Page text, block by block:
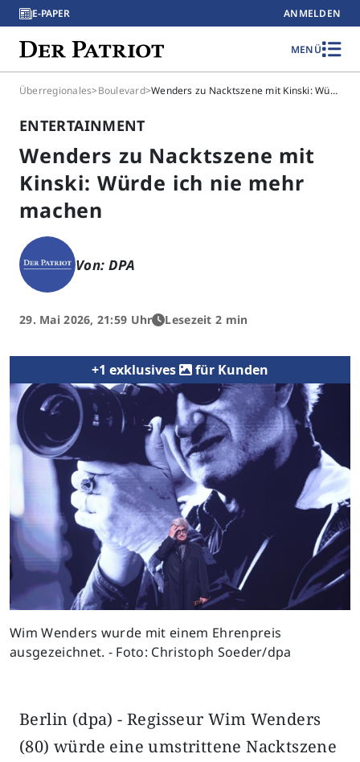
E-PAPER ANMELDEN
MENÜ
Überregionales>Boulevard> Wenders zu Nacktszene mit Kinski: Würde ich nie mehr machen
ENTERTAINMENT
Wenders zu Nacktszene mit
Kinski: Würde ich nie mehr
machen
Von: DPA
29. Mai 2026, 21:59 Uhr Lesezeit 2 min
+1 exklusives für Kunden
Wim Wenders wurde mit einem Ehrenpreis
ausgezeichnet. - Foto: Christoph Soeder/dpa
Berlin (dpa) - Regisseur Wim Wenders
(80) würde eine umstrittene Nacktszene